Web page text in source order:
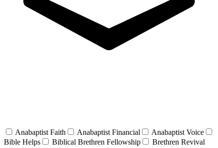
Anabaptist Faith Anabaptist Financial
Anabaptist Voice
Bible Helps
Biblical Brethren Fellowship
Brethren Revival